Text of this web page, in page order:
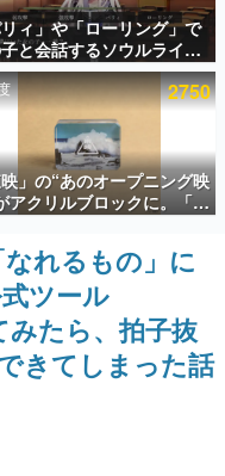
ジビュー数万以上！ などな
ファミ渾身の“殿堂入り”記
々に製作時のエピソードをお
ム）とは何か？を探ってい
『赫本』は、〈試験問題〉
ィ」や「ローリング」で
と会話するソウルライク
ーム『小早川さんはソウ
ク』無料公開。返事に失
と「YOU DIED」
2750
映」の“あのオープニング映
アクリルブロックに。「東
トリカル グッズコレクシ
」が8月下旬より発売
れるもの」に
ツール
みたら、拍子抜
きてしまった話